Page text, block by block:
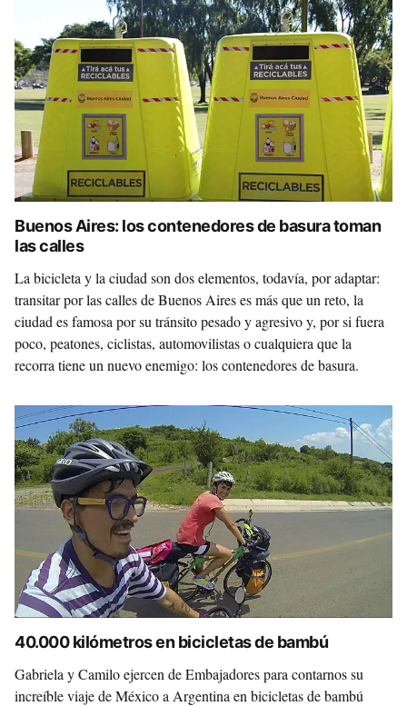
Buenos Aires: los contenedores de basura toman
las calles
La bicicleta y la ciudad son dos elementos, todavía, por adaptar:
transitar por las calles de Buenos Aires es más que un reto, la
ciudad es famosa por su tránsito pesado y agresivo y, por si fuera
poco, peatones, ciclistas, automovilistas o cualquiera que la
recorra tiene un nuevo enemigo: los contenedores de basura.
40.000 kilómetros en bicicletas de bambú
Gabriela y Camilo ejercen de Embajadores para contarnos su
increíble viaje de México a Argentina en bicicletas de bambú